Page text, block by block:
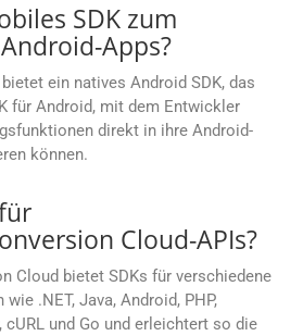
SDK zum
Apps?
ein natives Android SDK, das
für Android, mit dem Entwickler
direkt in ihre Android-
können.
Cloud-APIs?
Cloud bietet SDKs für verschiedene
.NET, Java, Android, PHP,
cURL und Go und erleichtert so die